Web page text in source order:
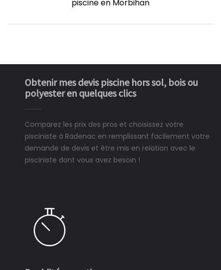
piscine en Morbihan
Obtenir mes devis piscine hors sol, bois ou
polyester en quelques clics
Comparez les prix des pros et choisissez votre
pisciniste à Radenac en remplissant facilement votre
demande de devis et être mis en relation avec le
pisciniste dont vous avez besoin !